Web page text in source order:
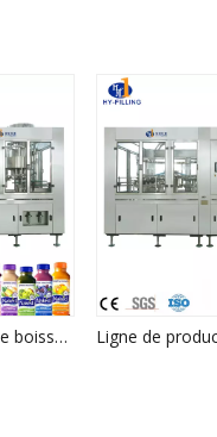
Ligne de production de boissons de machine de remplissage de jus de haute qualité à Zhangjiagang